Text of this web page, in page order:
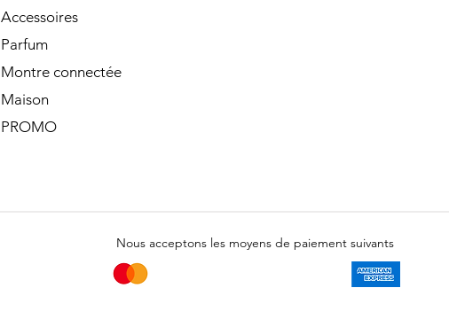
Accessoires
Parfum
Montre connectée
Maison
PROMO
Nous acceptons les moyens de paiement suivants